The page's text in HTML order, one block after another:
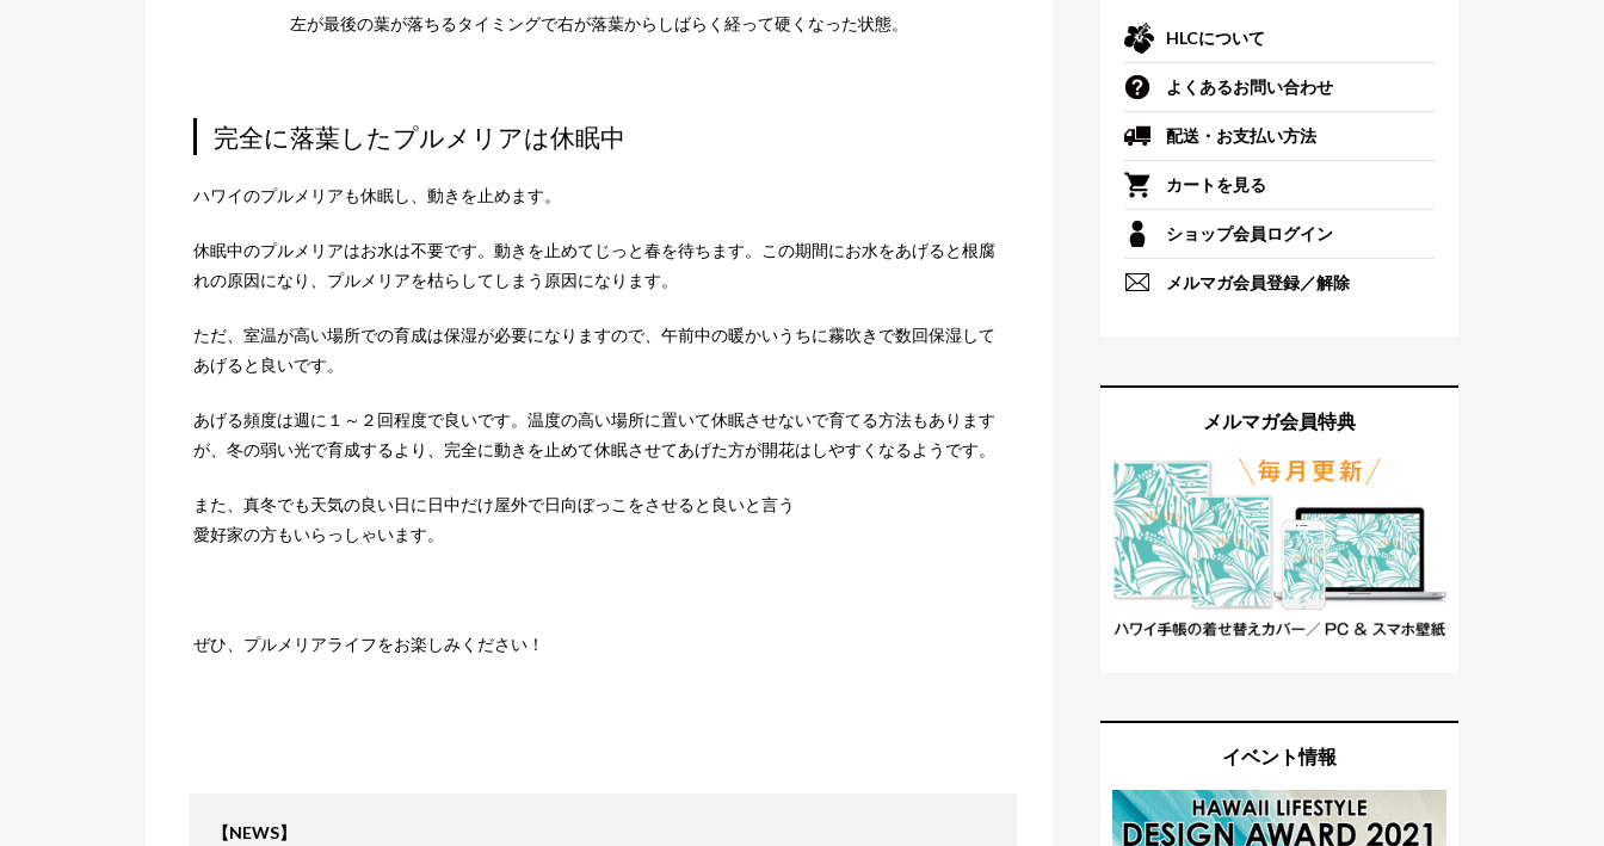
左が最後の葉が落ちるタイミングで右が落葉からしばらく経って硬くなった状態。
完全に落葉したプルメリアは休眠中
ハワイのプルメリアも休眠し、動きを止めます。
休眠中のプルメリアはお水は不要です。動きを止めてじっと春を待ちます。この期間にお水をあげると根腐
れの原因になり、プルメリアを枯らしてしまう原因になります。
ただ、室温が高い場所での育成は保湿が必要になりますので、午前中の暖かいうちに霧吹きで数回保湿して
あげると良いです。
あげる頻度は週に１～２回程度で良いです。温度の高い場所に置いて休眠させないで育てる方法もあります
が、冬の弱い光で育成するより、完全に動きを止めて休眠させてあげた方が開花はしやすくなるようです。
また、真冬でも天気の良い日に日中だけ屋外で日向ぼっこをさせると良いと言う
愛好家の方もいらっしゃいます。
ぜひ、プルメリアライフをお楽しみください！
【NEWS】
HLCについて
よくあるお問い合わせ
配送・お支払い方法
カートを見る
ショップ会員ログイン
メルマガ会員登録／解除
メルマガ会員特典
イベント情報